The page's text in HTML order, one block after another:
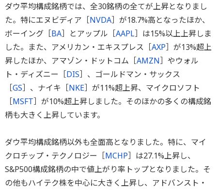
ダウ平均構成銘柄では、全30銘柄の全てが上昇となりまし
た。特にエヌビディア［NVDA］が18.7%高となったほか、
ボーイング［BA］とアップル［AAPL］は15%以上上昇しま
した。また、アメリカン・エキスプレス［AXP］が13%超上
昇したほか、アマゾン・ドットコム［AMZN］やウォル
ト・ディズニー［DIS］、ゴールドマン・サックス
［GS］、ナイキ［NKE］が11%超上昇、マイクロソフト
［MSFT］が10%超上昇しました。そのほかの多くの構成銘
柄も大きく上昇しています。
ダウ平均構成銘柄以外も全面高となりました。特に、マイ
クロチップ・テクノロジー［MCHP］は27.1%上昇し、
S&P500構成銘柄の中で値上がり率トップとなりました。そ
の他もハイテク株を中心に大きく上昇し、アドバンスト・